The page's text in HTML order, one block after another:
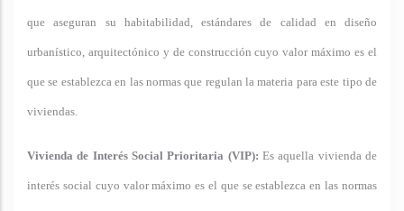
que aseguran su habitabilidad, estándares de calidad en diseño
urbanístico, arquitectónico y de construcción cuyo valor máximo es el
que se establezca en las normas que regulan la materia para este tipo de
viviendas.
Vivienda de Interés Social Prioritaria (VIP): Es aquella vivienda de
interés social cuyo valor máximo es el que se establezca en las normas